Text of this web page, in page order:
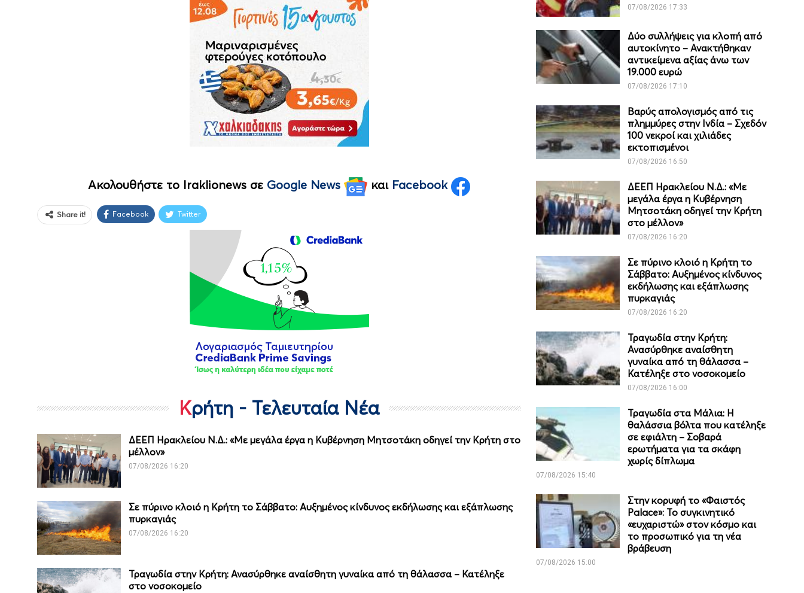
Ακολουθήστε το Iraklionews σε Google News και Facebook
Share it! Facebook Twitter
Κρήτη - Τελευταία Νέα
ΔΕΕΠ Ηρακλείου Ν.Δ.: «Με μεγάλα έργα η Κυβέρνηση Μητσοτάκη οδηγεί την Κρήτη στο
μέλλον»
07/08/2026 16:20
Σε πύρινο κλοιό η Κρήτη το Σάββατο: Αυξημένος κίνδυνος εκδήλωσης και εξάπλωσης
πυρκαγιάς
07/08/2026 16:20
Τραγωδία στην Κρήτη: Ανασύρθηκε αναίσθητη γυναίκα από τη θάλασσα – Κατέληξε
στο νοσοκομείο
07/08/2026 17:33
Δύο συλλήψεις για κλοπή από
αυτοκίνητο – Ανακτήθηκαν
αντικείμενα αξίας άνω των
19.000 ευρώ
07/08/2026 17:10
Βαρύς απολογισμός από τις
πλημμύρες στην Ινδία – Σχεδόν
100 νεκροί και χιλιάδες
εκτοπισμένοι
07/08/2026 16:50
ΔΕΕΠ Ηρακλείου Ν.Δ.: «Με
μεγάλα έργα η Κυβέρνηση
Μητσοτάκη οδηγεί την Κρήτη
στο μέλλον»
07/08/2026 16:20
Σε πύρινο κλοιό η Κρήτη το
Σάββατο: Αυξημένος κίνδυνος
εκδήλωσης και εξάπλωσης
πυρκαγιάς
07/08/2026 16:20
Τραγωδία στην Κρήτη:
Ανασύρθηκε αναίσθητη
γυναίκα από τη θάλασσα –
Κατέληξε στο νοσοκομείο
07/08/2026 16:00
Τραγωδία στα Μάλια: Η
θαλάσσια βόλτα που κατέληξε
σε εφιάλτη – Σοβαρά
ερωτήματα για τα σκάφη
χωρίς δίπλωμα
07/08/2026 15:40
Στην κορυφή το «Φαιστός
Palace»: Το συγκινητικό
«ευχαριστώ» στον κόσμο και
το προσωπικό για τη νέα
βράβευση
07/08/2026 15:00